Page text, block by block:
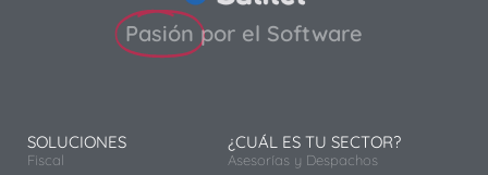
Pasión por el Software
SOLUCIONES
Fiscal
¿CUÁL ES TU SECTOR?
Asesorías y Despachos